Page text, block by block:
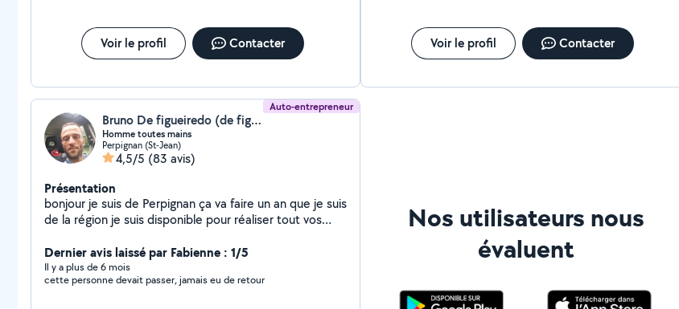
Voir le profil Contacter Voir le profil Contacter
Auto-entrepreneur
Bruno De figueiredo (de figueiredo)
Homme toutes mains
Perpignan (St-Jean)
4,5/5 (83 avis)
Présentation
bonjour je suis de Perpignan ça va faire un an que je suis
de la région je suis disponible pour réaliser tout vos
venir vers moi pour une question ou autre cordialement
Bruno
Dernier avis laissé par Fabienne : 1/5
Il y a plus de 6 mois
cette personne devait passer, jamais eu de retour
Nos utilisateurs nous
évaluent